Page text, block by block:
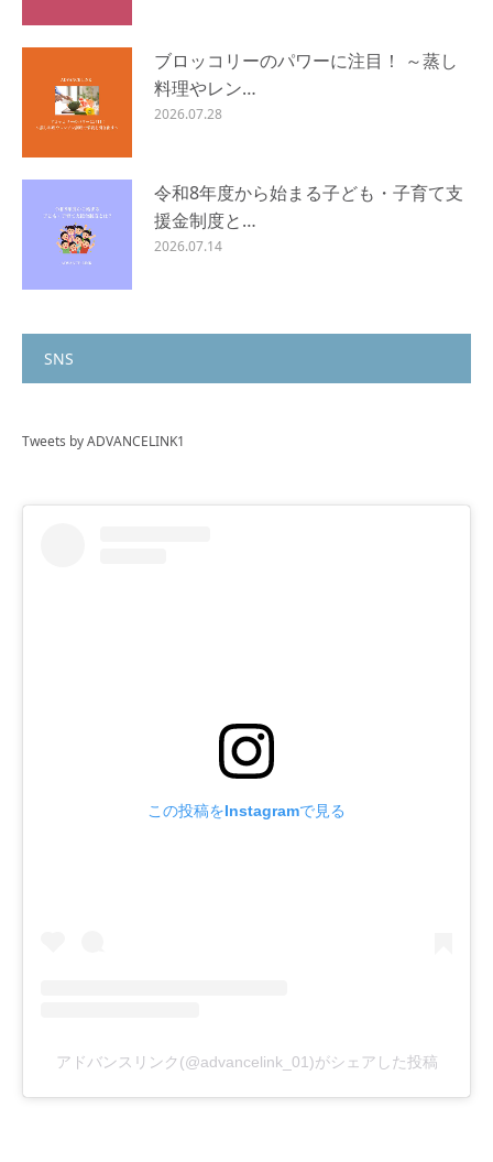
ブロッコリーのパワーに注目！ ～蒸し
料理やレン…
2026.07.28
令和8年度から始まる子ども・子育て支
援金制度と…
2026.07.14
SNS
Tweets by ADVANCELINK1
この投稿をInstagramで見る
アドバンスリンク(@advancelink_01)がシェアした投稿